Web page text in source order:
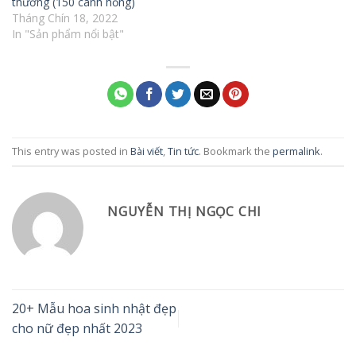
Tháng Chín 18, 2022
In "Sản phẩm nổi bật"
This entry was posted in Bài viết,Tin tức. Bookmark the permalink.
NGUYỄN THỊ NGỌC CHI
20+ Mẫu hoa sinh nhật đẹp
cho nữ đẹp nhất 2023